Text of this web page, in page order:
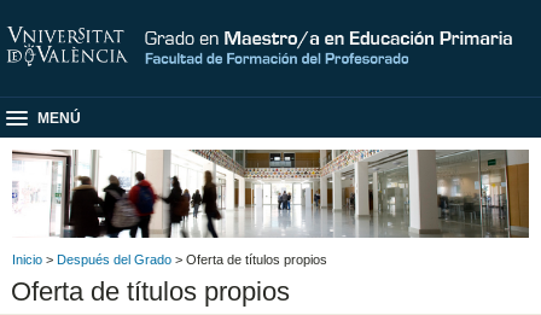
MENÚ
Inicio > Después del Grado > Oferta de títulos propios
Oferta de títulos propios